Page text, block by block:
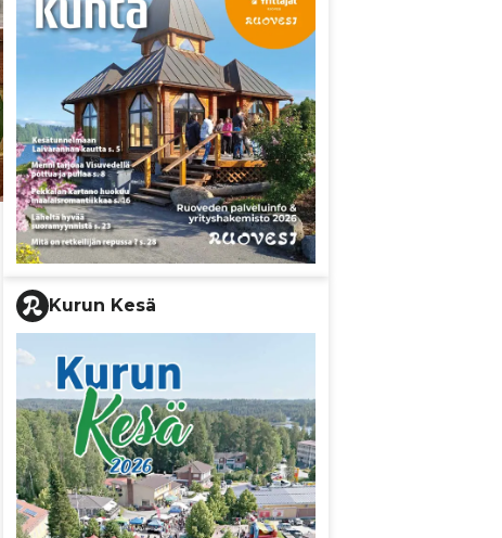
Kurun Kesä